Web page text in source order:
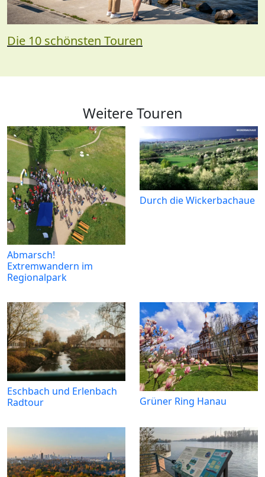
Die 10 schönsten Touren
Weitere Touren
Abmarsch!
Extremwandern im
Regionalpark
Durch die Wickerbachaue
Eschbach und Erlenbach
Radtour
Grüner Ring Hanau